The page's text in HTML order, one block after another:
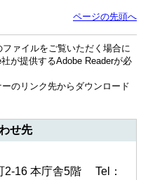
ページの先頭へ
ファイルをご覧いただく場合に
が提供するAdobe Readerが必
のリンク先からダウンロード
せ先
2-16 本庁舎5階 Tel：